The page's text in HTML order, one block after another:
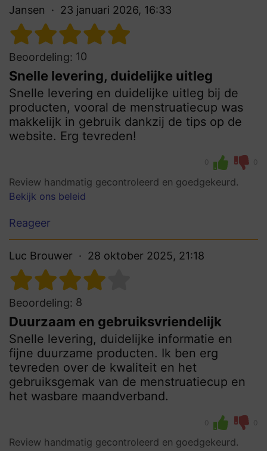
Jansen 23 januari 2026, 16:33
Beoordeling: 10
Snelle levering, duidelijke uitleg
Snelle levering en duidelijke uitleg bij de
producten, vooral de menstruatiecup was
makkelijk in gebruik dankzij de tips op de
website. Erg tevreden!
0 0
Review handmatig gecontroleerd en goedgekeurd.
Bekijk ons beleid
Reageer
Luc Brouwer 28 oktober 2025, 21:18
Beoordeling: 8
Duurzaam en gebruiksvriendelijk
Snelle levering, duidelijke informatie en
fijne duurzame producten. Ik ben erg
tevreden over de kwaliteit en het
gebruiksgemak van de menstruatiecup en
het wasbare maandverband.
0 0
Review handmatig gecontroleerd en goedgekeurd.